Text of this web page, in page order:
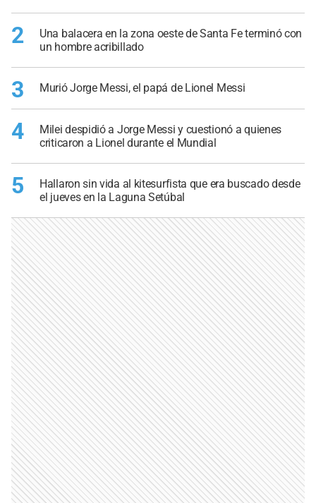
2
Una balacera en la zona oeste de Santa Fe terminó con
un hombre acribillado
3 Murió Jorge Messi, el papá de Lionel Messi
4
Milei despidió a Jorge Messi y cuestionó a quienes
criticaron a Lionel durante el Mundial
5
Hallaron sin vida al kitesurfista que era buscado desde
el jueves en la Laguna Setúbal